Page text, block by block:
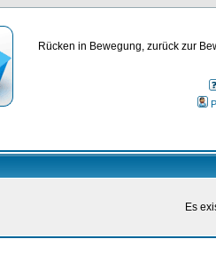
Rücken in Bewegung, zurück zur
Es